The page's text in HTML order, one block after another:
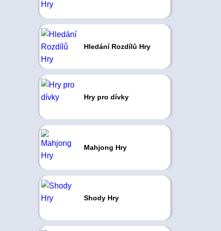
Hledání Rozdílů Hry
Hry pro dívky
Mahjong Hry
Shody Hry